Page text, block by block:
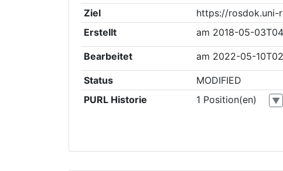
Ziel
https://rosdok.uni-
Erstellt
am 2018-05-
Bearbeitet am 2022-05-
Status
MODIFIED
PURL Historie
1 Position(en) ▼